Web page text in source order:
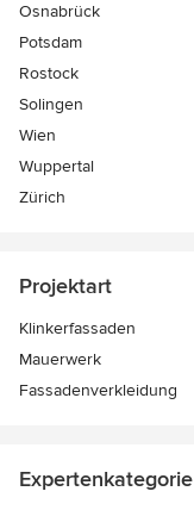
Osnabrück
Potsdam
Rostock
Solingen
Wien
Wuppertal
Zürich
Projektart
Klinkerfassaden
Mauerwerk
Fassadenverkleidung
Expertenkategorie